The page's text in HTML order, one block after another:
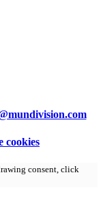
cookies
consent, click